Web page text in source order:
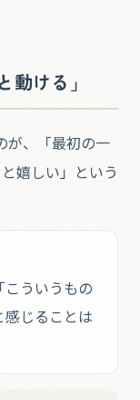
動ける」
が、「最初の一
嬉しい」という
ういうもの
じることは